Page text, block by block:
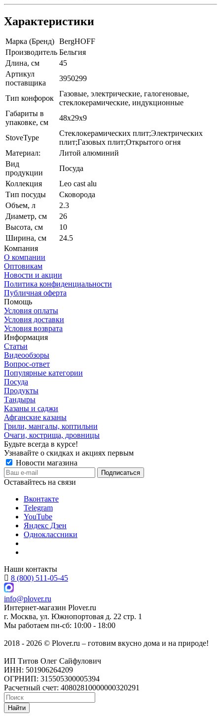
Характеристики
Марка (Бренд) BergHOFF
Производитель Бельгия
Длина, см
45
Артикул
поставщика
3950299
Тип конфорок
Газовые, электрические, галогеновые,
стеклокерамические, индукционные
Габариты в
упаковке, см
48х29х9
StoveType
Стеклокерамических плит;Электрических
плит;Газовых плит;Открытого огня
Материал:
Литой алюминий
Вид
продукции
Посуда
Коллекция
Leo cast alu
Тип посуды
Сковорода
Объем, л
2.3
Диаметр, см
26
Высота, см
10
Ширина, см
24.5
Компания
О компании
Оптовикам
Новости и акции
Политика конфиденциальности
Публичная оферта
Помощь
Условия оплаты
Условия доставки
Условия возврата
Информация
Статьи
Видеообзоры
Вопрос-ответ
Популярные категории
Посуда
Продукты
Тандыры
Казаны и саджи
Афганские казаны
Грили, мангалы, коптильни
Очаги, кострища, дровницы
Будьте всегда в курсе!
Узнавайте о скидках и акциях первым
Новости магазина
Оставайтесь на связи
Вконтакте
Telegram
YouTube
Яндекс Дзен
Одноклассники
Наши контакты
8 (800) 511-05-45
info@plover.ru
Интернет-магазин Plover.ru
г. Москва, ул. Южнопортовая д. 22 стр. 1
Мы работаем пн-сб: 10:00 - 18:00
2018 - 2026 © Plover.ru – готовим вкусно дома и на природе!
ИП Титов Олег Сайфулович
ИНН: 501906264209
ОГРНИП: 315505300005394
Расчетный счет: 40802810000000320291
Найти